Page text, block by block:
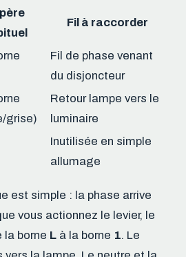
Fil à raccorder
Fil de phase venant
du disjoncteur
grise)
Retour lampe vers le
luminaire
Inutilisée en simple
allumage
est simple : la phase arrive
vous actionnez le levier, le
la borne L à la borne 1. Le